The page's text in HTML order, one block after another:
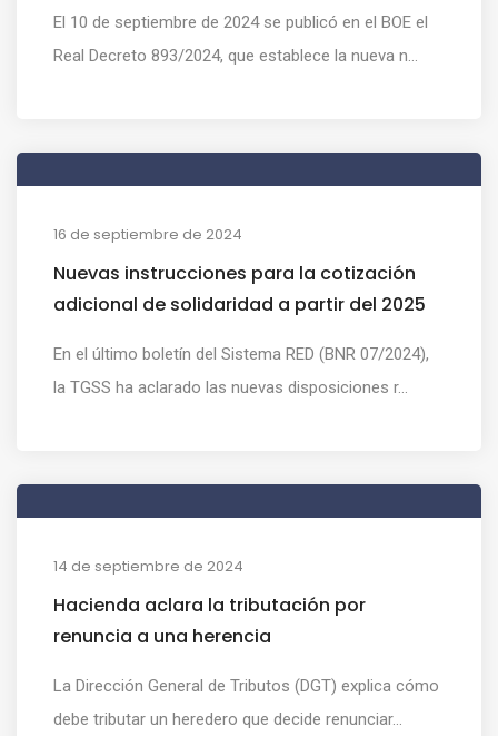
El 10 de septiembre de 2024 se publicó en el BOE el
Real Decreto 893/2024, que establece la nueva n...
16 de septiembre de 2024
Nuevas instrucciones para la cotización
adicional de solidaridad a partir del 2025
En el último boletín del Sistema RED (BNR 07/2024),
la TGSS ha aclarado las nuevas disposiciones r...
14 de septiembre de 2024
Hacienda aclara la tributación por
renuncia a una herencia
La Dirección General de Tributos (DGT) explica cómo
debe tributar un heredero que decide renunciar...